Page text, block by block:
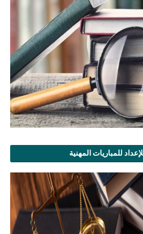
للمباريات المهنية